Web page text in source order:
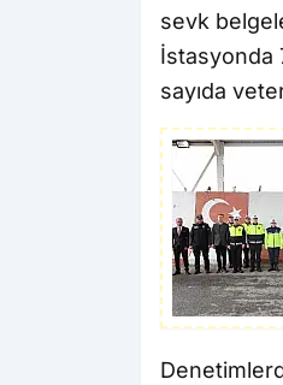
sevk
İstasyonda
sayıda